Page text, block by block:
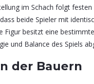
im Schach folgt festen
beide Spieler mit
Figur besitzt eine
und Balance des Spiels
der Bauern